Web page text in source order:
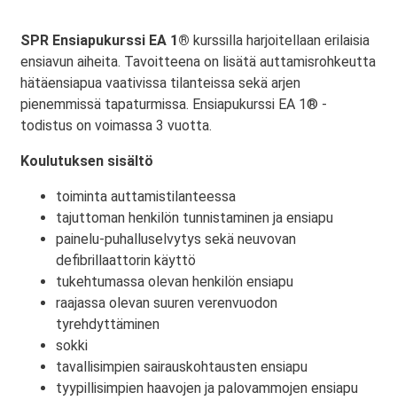
SPR Ensiapukurssi EA 1® kurssilla harjoitellaan erilaisia
ensiavun aiheita. Tavoitteena on lisätä auttamisrohkeutta
hätäensiapua vaativissa tilanteissa sekä arjen
pienemmissä tapaturmissa. Ensiapukurssi EA 1® -
todistus on voimassa 3 vuotta.
Koulutuksen sisältö
toiminta auttamistilanteessa
tajuttoman henkilön tunnistaminen ja ensiapu
painelu-puhalluselvytys sekä neuvovan
defibrillaattorin käyttö
tukehtumassa olevan henkilön ensiapu
raajassa olevan suuren verenvuodon
tyrehdyttäminen
sokki
tavallisimpien sairauskohtausten ensiapu
tyypillisimpien haavojen ja palovammojen ensiapu